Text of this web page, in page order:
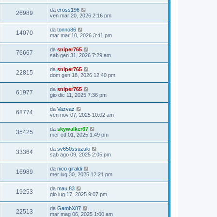
26989 da cross196
ven mar 20, 2026 2:16 pm
14070 da tonno86
mar mar 10, 2026 3:41 pm
76667 da sniper765
sab gen 31, 2026 7:29 am
22815 da sniper765
dom gen 18, 2026 12:40 pm
61977 da sniper765
gio dic 11, 2025 7:36 pm
68774 da Vazvaz
ven nov 07, 2025 10:02 am
35425 da skywalker67
mer ott 01, 2025 1:49 pm
33364 da sv650ssuzuki
sab ago 09, 2025 2:05 pm
16989 da nico giraldi
mer lug 30, 2025 12:21 pm
19253 da mau.83
gio lug 17, 2025 9:07 pm
22513 da GambX87
mar mag 06, 2025 1:00 am